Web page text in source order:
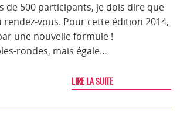
de 500 participants, je dois dire que
rendez-vous. Pour cette édition 2014,
une nouvelle formule !
rondes, mais égale…
LIRE LA SUITE